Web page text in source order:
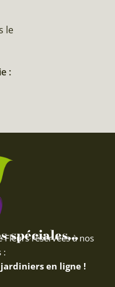
le
:
spéciales...
Fleurs réservées à nos
:
en ligne !